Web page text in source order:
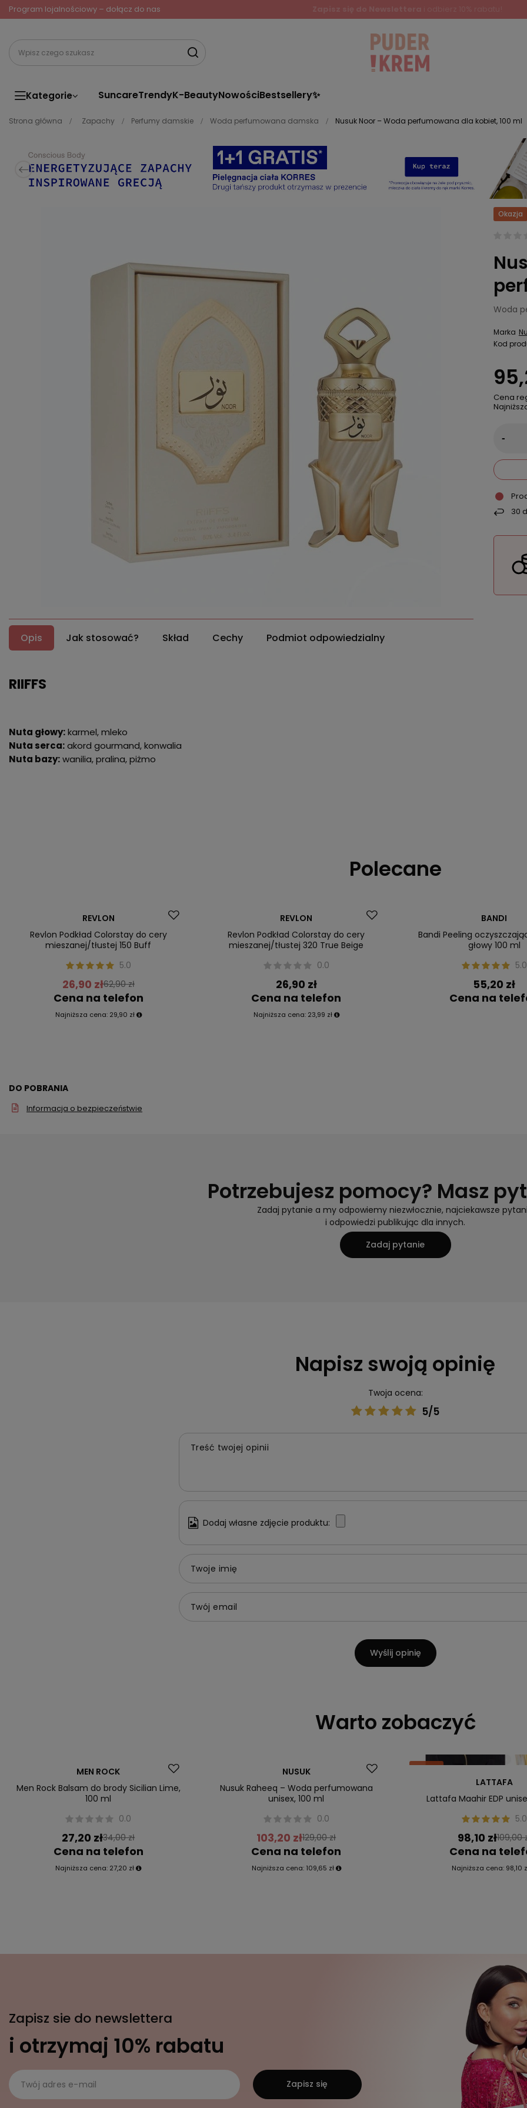
Program lojalnościowy – dołącz do nas
Kategorie SuncareTrendyK-BeautyNowościBestsellery✨
Strona główna Zapachy Perfumy damskie Woda perfumowana damska Nusuk Noor – Woda perfumowana dla kobiet, 100 ml
Opis Jak stosować? Skład Cechy Podmiot odpowiedzialny
RIIFFS
Nuta głowy:karmel, mleko
Nuta serca:akord gourmand, konwalia
Nuta bazy:wanilia, pralina, piżmo
Okazja
Woda
Marka
Kod
Cena
-
30
Polecane
REVLON
Revlon Podkład Colorstay do cery
mieszanej/tłustej 150 Buff
5.0
26,90 zł62,90 zł
Cena na telefon
Najniższa cena: 29,90 zł
REVLON
Revlon Podkład Colorstay do cery
mieszanej/tłustej 320 True Beige
0.0
26,90 zł
Cena na telefon
Najniższa cena: 23,99 zł
BANDI
Bandi Peeling
głowy 100 ml
5.0
55,20 zł
Cena na
DO POBRANIA
Informacja o bezpieczeństwie
Potrzebujesz pomocy? Masz
Zadaj pytanie a my odpowiemy niezwłocznie, najciekawsze
i odpowiedzi publikując dla innych.
Zadaj pytanie
Napisz swoją opinię
Twoja ocena:
5/5
Treść twojej opinii
Dodaj własne zdjęcie produktu:
Twoje imię
Twój email
Wyślij opinię
Warto zobaczyć
MEN ROCK
Men Rock Balsam do brody Sicilian Lime,
100 ml
0.0
27,20 zł34,00 zł
Cena na telefon
Najniższa cena: 27,20 zł
NUSUK
Nusuk Raheeq – Woda perfumowana
unisex, 100 ml
0.0
103,20 zł129,00 zł
Cena na telefon
Najniższa cena: 109,65 zł
Okazja
LATTAFA
Lattafa Maahir EDP
5.0
98,10 zł109,00
Cena na
Najniższa cena: 98,10
Zapisz sie do newslettera
i otrzymaj 10% rabatu
Twój adres e-mail Zapisz się